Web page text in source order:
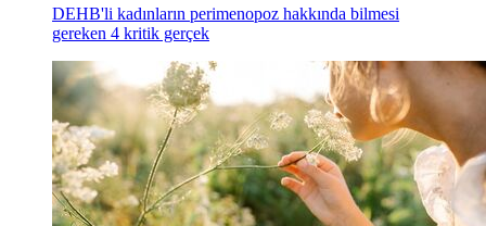
DEHB'li kadınların perimenopoz hakkında bilmesi
gereken 4 kritik gerçek